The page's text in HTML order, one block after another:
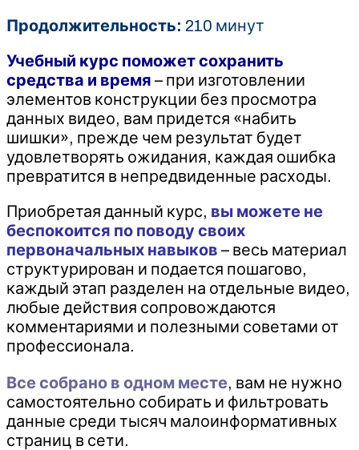
Продолжительность: 210 минут
Учебный курс поможет сохранить
средства и время – при изготовлении
элементов конструкции без просмотра
данных видео, вам придется «набить
шишки», прежде чем результат будет
удовлетворять ожидания, каждая ошибка
превратится в непредвиденные расходы.
Приобретая данный курс, вы можете не
беспокоится по поводу своих
первоначальных навыков – весь материал
структурирован и подается пошагово,
каждый этап разделен на отдельные видео,
любые действия сопровождаются
комментариями и полезными советами от
профессионала.
Все собрано в одном месте, вам не нужно
самостоятельно собирать и фильтровать
данные среди тысяч малоинформативных
страниц в сети.